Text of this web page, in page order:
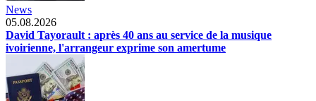
News
05.08.2026
David Tayorault : après 40 ans au service de la musique
ivoirienne, l'arrangeur exprime son amertume